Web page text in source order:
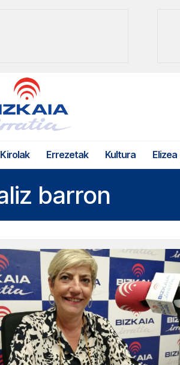
Kirolak Errezetak Kultura Elizea
barron